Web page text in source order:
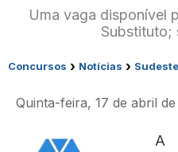
Uma vaga disponível
Substituto;
Concursos › Notícias › Sudeste
Quinta-feira, 17 de abril de
A